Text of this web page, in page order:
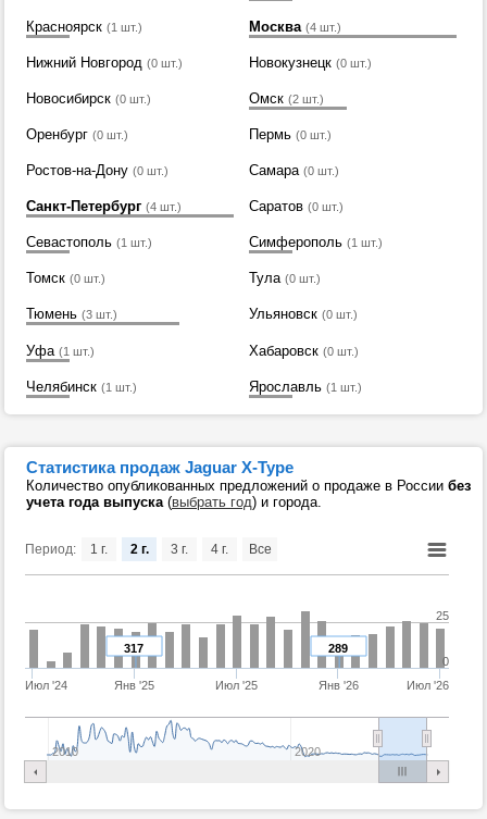
Красноярск (1 шт.) Москва (4 шт.)
Нижний Новгород (0 шт.) Новокузнецк (0 шт.)
Новосибирск (0 шт.) Омск (2 шт.)
Оренбург (0 шт.) Пермь (0 шт.)
Ростов-на-Дону (0 шт.) Самара (0 шт.)
Санкт-Петербург (4 шт.) Саратов (0 шт.)
Севастополь (1 шт.) Симферополь (1 шт.)
Томск (0 шт.) Тула (0 шт.)
Тюмень (3 шт.) Ульяновск (0 шт.)
Уфа (1 шт.) Хабаровск (0 шт.)
Челябинск (1 шт.) Ярославль (1 шт.)
Статистика продаж Jaguar X-Type
Количество опубликованных предложений о продаже в России без
учета года выпуска(выбрать год) и города.
Период:
289
317
Июл '24 Янв '25 Июл '25 Янв '26 Июл '26
2010 2020
0
25
1 г. 2 г. 3 г. 4 г. Все